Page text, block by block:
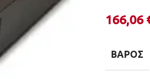
166,06
ΒΆΡΟΣ